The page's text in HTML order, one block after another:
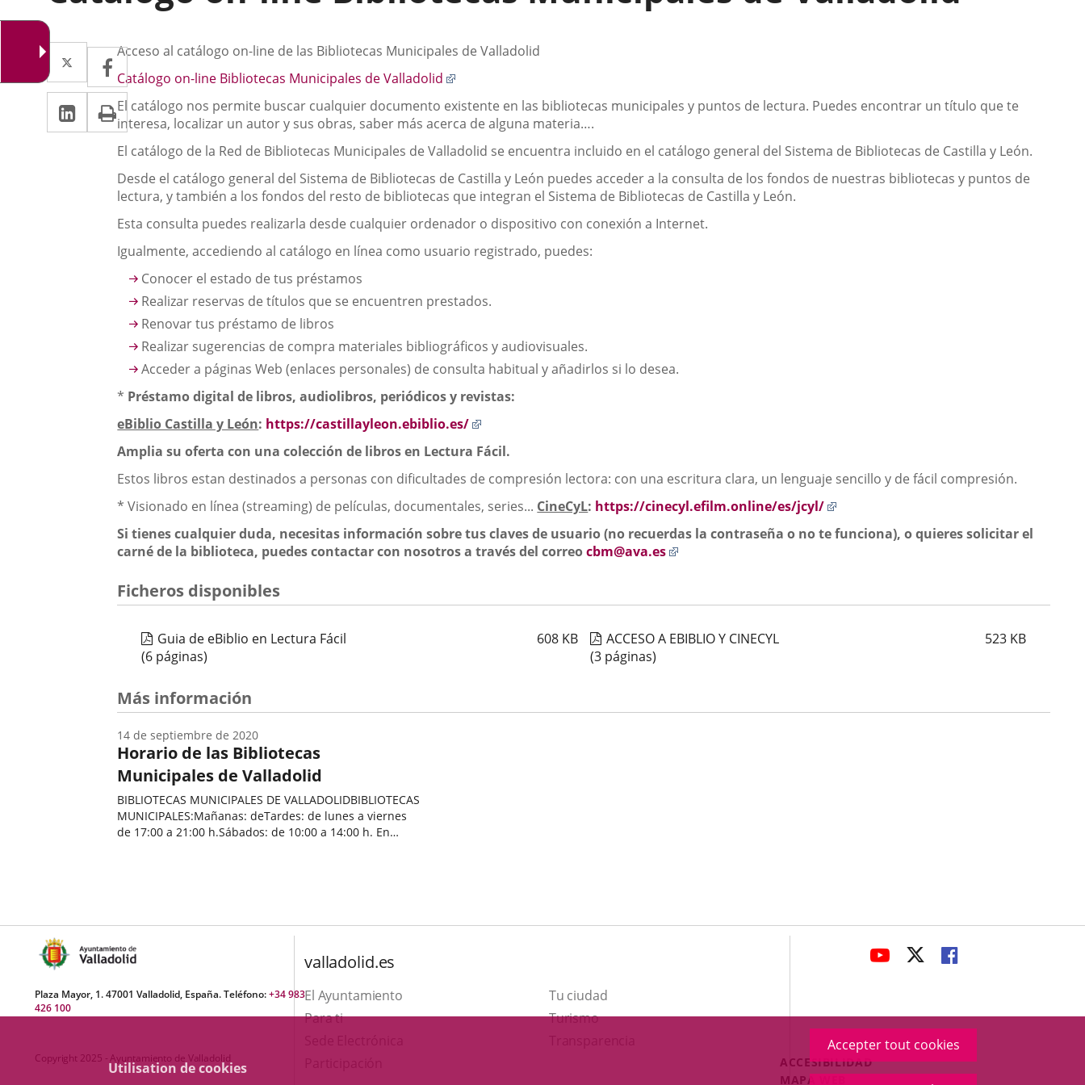
Utilisation de cookies
Accepter tout cookies
Twitter
Enlace
a
una
aplicación
externa.
Facebook
Enlace
a
una
aplicación
externa.
LinkedIn
Enlace
a
aplicación
externa.
Imprimir
Descripción
Acceso al catálogo on-line de las Bibliotecas Municipales de Valladolid
Catálogo on-line Bibliotecas Municipales de Valladolid
una
aplicación
externa.
El catálogo nos permite buscar cualquier documento existente en las bibliotecas municipales y puntos de lectura. Puedes encontrar un título que te
interesa, localizar un autor y sus obras, saber más acerca de alguna materia….
El catálogo de la Red de Bibliotecas Municipales de Valladolid se encuentra incluido en el catálogo general del Sistema de Bibliotecas de Castilla y León.
Desde el catálogo general del Sistema de Bibliotecas de Castilla y León puedes acceder a la consulta de los fondos de nuestras bibliotecas y puntos de
lectura, y también a los fondos del resto de bibliotecas que integran el Sistema de Bibliotecas de Castilla y León.
Esta consulta puedes realizarla desde cualquier ordenador o dispositivo con conexión a Internet.
Igualmente, accediendo al catálogo en línea como usuario registrado, puedes:
Conocer el estado de tus préstamos
Realizar reservas de títulos que se encuentren prestados.
Renovar tus préstamo de libros
Realizar sugerencias de compra materiales bibliográficos y audiovisuales.
Acceder a páginas Web (enlaces personales) de consulta habitual y añadirlos si lo desea.
* Préstamo digital de libros, audiolibros, periódicos y revistas:
eBiblio Castilla y León: https://castillayleon.ebiblio.es/
una
aplicación
Amplia su oferta con una colección de libros en Lectura Fácil.
Estos libros estan destinados a personas con dificultades de compresión lectora: con una escritura clara, un lenguaje sencillo y de fácil compresión.
* Visionado en línea (streaming) de películas, documentales, series... CineCyL: https://cinecyl.efilm.online/es/jcyl/
una
Si tienes cualquier duda, necesitas información sobre tus claves de usuario (no recuerdas la contraseña o no te funciona), o quieres solicitar el
carné de la biblioteca, puedes contactar con nosotros a través del correocbm@ava.es
aplicación
Ficheros disponibles
Guia de eBiblio en Lectura Fácil 608 KB
(6 páginas)
ACCESO A EBIBLIO Y CINECYL 523 KB
(3 páginas)
Más información
Horario de las Bibliotecas
Municipales de Valladolid
BIBLIOTECAS MUNICIPALES DE VALLADOLIDBIBLIOTECAS
MUNICIPALES:Mañanas: deTardes: de lunes a viernes
de 17:00 a 21:00 h.Sábados: de 10:00 a 14:00 h. En
14 de septiembre de 2020
Plaza Mayor, 1. 47001 Valladolid, España. Teléfono:+34 983
426 100
Copyright 2025 - Ayuntamiento de Valladolid
valladolid.es
El Ayuntamiento
Tu ciudad
Para ti
TurismoEste
ENLACE
APLICACIÓN
EXTERNA.
ENLACE
APLICACIÓN
EXTERNA.
ENLACE
APLICACIÓN
EXTERNA.
Menú
Legal
ACCESIBILIDAD
MAPA WEB